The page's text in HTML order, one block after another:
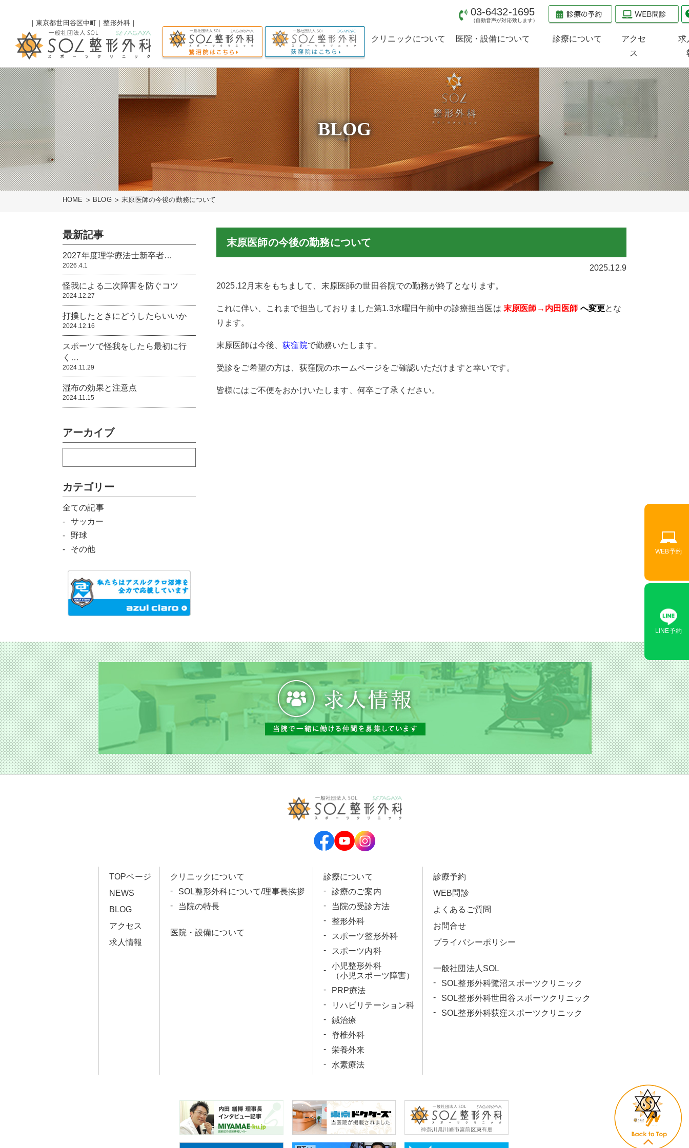
｜東京都世田谷区中町｜整形外科｜
クリニックについて
当院の特長
理事長からのメッセー
ジ
求人情報
医院・設備について
検査治療機器のご案内
診療について
当院の受診方法
整形外科
スポーツ整形外科
スポーツ内科
小児整形外科
アクセ
ス
求
03-6432-1695
（自動音声が対応致します）
BLOG
HOME BLOG 末原医師の今後の勤務について
末原医師の今後の勤務について
2025.12.9
2025.12月末をもちまして、末原医師の世田谷院での勤務が終了となります。
これに伴い、これまで担当しておりました第1.3水曜日午前中の診療担当医は 末原医師→内田医師 へ変更とな
ります。
末原医師は今後、荻窪院で勤務いたします。
受診をご希望の方は、荻窪院のホームページをご確認いただけますと幸いです。
皆様にはご不便をおかけいたします、何卒ご了承ください。
最新記事
2027年度理学療法士新卒者…
2026.4.1
怪我による二次障害を防ぐコツ
2024.12.27
打撲したときにどうしたらいいか
2024.12.16
スポーツで怪我をしたら最初に行
く…
2024.11.29
湿布の効果と注意点
2024.11.15
アーカイブ
カテゴリー
全ての記事
サッカー
野球
その他
TOPページ
NEWS
BLOG
アクセス
求人情報
クリニックについて
SOL整形外科について/理事長挨拶
当院の特長
医院・設備について
診療について
診療のご案内
当院の受診方法
整形外科
スポーツ整形外科
スポーツ内科
小児整形外科
（小児スポーツ障害）
PRP療法
リハビリテーション科
鍼治療
脊椎外科
栄養外来
水素療法
診療予約
WEB問診
よくあるご質問
お問合せ
プライバシーポリシー
一般社団法人SOL
SOL整形外科鷺沼スポーツクリニック
SOL整形外科世田谷スポーツクリニック
SOL整形外科荻窪スポーツクリニック
WEB予約
LINE予約